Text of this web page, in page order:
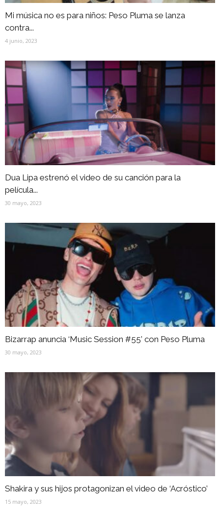
Mi música no es para niños: Peso Pluma se lanza
contra...
4 junio, 2023
Dua Lipa estrenó el video de su canción para la
película...
30 mayo, 2023
Bizarrap anuncia ‘Music Session #55’ con Peso Pluma
30 mayo, 2023
Shakira y sus hijos protagonizan el video de ‘Acróstico’
15 mayo, 2023